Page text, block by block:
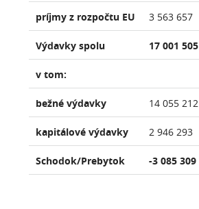
príjmy z rozpočtu EU 3 563 657
Výdavky spolu 17 001 505
v tom:
bežné výdavky 14 055 212
kapitálové výdavky 2 946 293
Schodok/Prebytok -3 085 309